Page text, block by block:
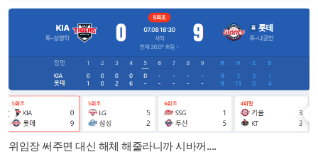
위임장 써주면 대신 해체 해줄라니까 시바꺼....